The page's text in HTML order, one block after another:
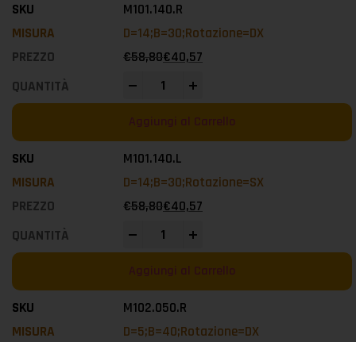
M101.140.R
D=14;B=30;Rotazione=DX
€58,80€40,57
Aggiungi al Carrello
M101.140.L
D=14;B=30;Rotazione=SX
€58,80€40,57
Aggiungi al Carrello
M102.050.R
D=5;B=40;Rotazione=DX